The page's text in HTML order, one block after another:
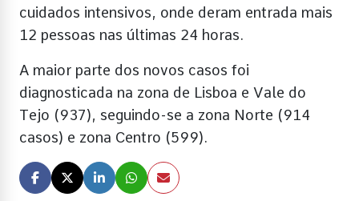
cuidados intensivos, onde deram entrada mais
12 pessoas nas últimas 24 horas.
A maior parte dos novos casos foi
diagnosticada na zona de Lisboa e Vale do
Tejo (937), seguindo-se a zona Norte (914
casos) e zona Centro (599).